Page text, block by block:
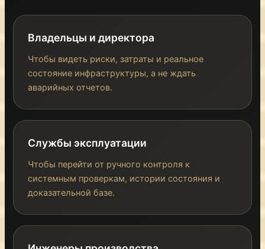
Владельцы и директора
Чтобы видеть риски, затраты и реальное
состояние инфраструктуры, а не ждать
аварийных отчетов.
Службы эксплуатации
Чтобы перейти от ручного контроля к
системным проверкам, истории состояния и
доказательной базе.